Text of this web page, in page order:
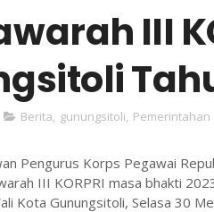
III
Berita gunungsitoli Pemerintahan
Pengurus Korps Pegawai
III KORPRI masa bhakti
Kota Gunungsitoli, Selasa 30